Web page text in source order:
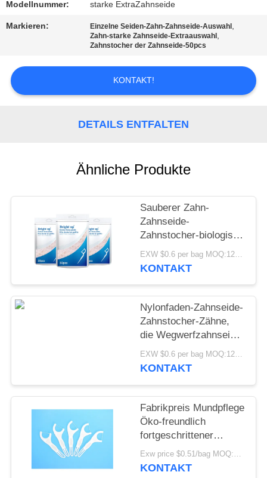
MIT
UNS
VERBINDUNG
SEITENVERZEICHNIS
DATENSCHUTZ-
BESTIMMUNGEN
Modellnummer: starke ExtraZahnseide
Markieren: Einzelne Seiden-Zahn-Zahnseide-Auswahl ,
Zahn-starke Zahnseide-Extraauswahl ,
Zahnstocher der Zahnseide-50pcs
KONTAKT!
DETAILS ENTFALTEN
Ähnliche Produkte
Sauberer Zahn-
Zahnseide-
Zahnstocher-biologisch
abbaubares
Glasschlacken-
EXW $0.6 per bag MOQ:12000bags
KONTAKT
Nylonfaden-Zahnseide-
Zahnstocher-Zähne,
die Wegwerfzahnseide-
Stöcke säubern
EXW $0.6 per bag MOQ:12000bags
KONTAKT
Fabrikpreis Mundpflege
Öko-freundlich
fortgeschrittener
sauberer Zahnstocher
Zahnspülser Pick für
Exw price $0.51/bag MOQ:30000bags
KONTAKT